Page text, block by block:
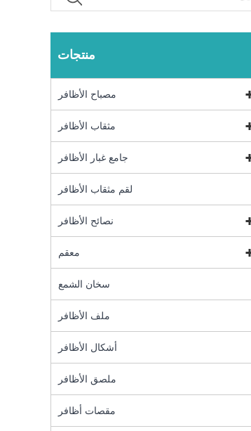
منتجات
مصباح الأظافر
مثقاب الأظافر
جامع غبار الأظافر
لقم مثقاب الأظافر
نصائح الأظافر
معقم
سخان الشمع
ملف الأظافر
أشكال الأظافر
ملصق الأظافر
مقصات أظافر